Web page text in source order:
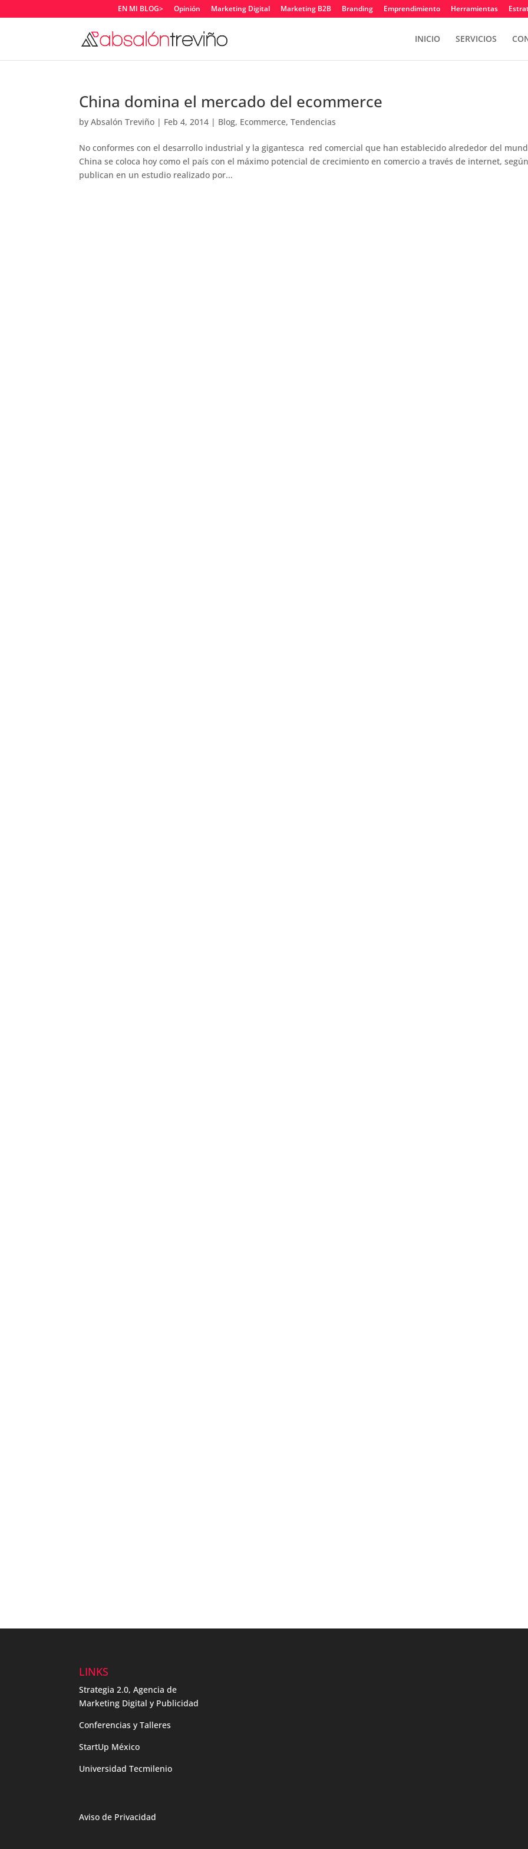
EN MI BLOG> Opinión Marketing Digital Marketing B2B Branding Emprendimiento Herramientas
INICIO SERVICIOS
China domina el mercado del ecommerce
byAbsalón Treviño | Feb 4, 2014 | Blog, Ecommerce,Tendencias
No conformes con el desarrollo industrial y la gigantesca red comercial que han establecido alrededor del
China se coloca hoy como el país con el máximo potencial de crecimiento en comercio a través de internet, según
publican en un estudio realizado por...
LINKS
Strategia 2.0, Agencia de
Marketing Digital y Publicidad
Conferencias y Talleres
StartUp México
Universidad Tecmilenio
Aviso de Privacidad